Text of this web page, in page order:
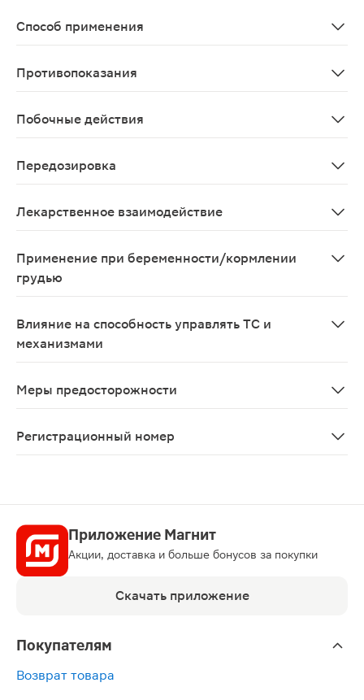
Способ применения
Противопоказания
Побочные действия
Передозировка
Лекарственное взаимодействие
Применение при беременности/кормлении
грудью
Влияние на способность управлять ТС и
механизмами
Меры предосторожности
Регистрационный номер
Приложение Магнит
Акции, доставка и больше бонусов за покупки
Скачать приложение
Покупателям
Возврат товара